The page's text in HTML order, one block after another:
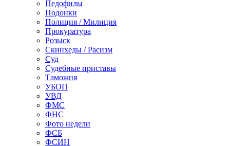
Педофилы
Подонки
Полиция / Милиция
Прокуратура
Розыск
Скинхеды / Расизм
Суд
Судебные приставы
Таможня
УБОП
УВД
ФМС
ФНС
Фото недели
ФСБ
ФСИН